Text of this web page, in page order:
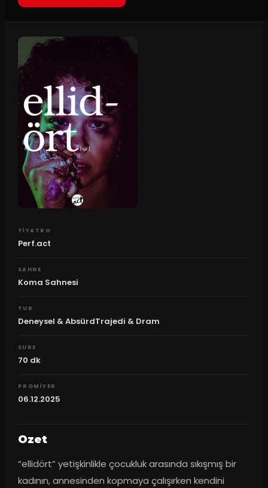
TIYATRO
Perf.act
SAHNE
Koma Sahnesi
TUR
Deneysel & AbsürdTrajedi & Dram
SURE
70 dk
PROMIYER
06.12.2025
Ozet
“ellidört” yetişkinlikle çocukluk arasında sıkışmış bir
kadının, annesinden kopmaya çalışırken kendini